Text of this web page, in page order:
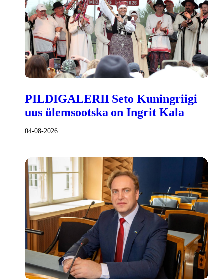
PILDIGALERII Seto Kuningriigi
uus ülemsootska on Ingrit Kala
04-08-2026